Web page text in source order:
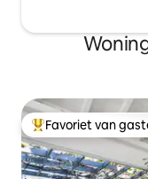
Topfavoriet van
Favoriet van